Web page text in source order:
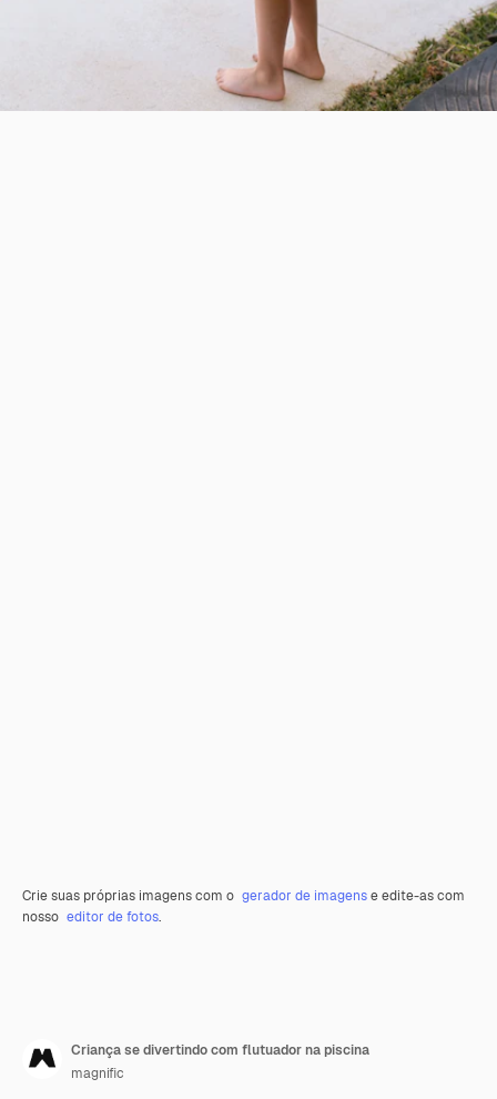
Crie suas próprias imagens com o gerador de imagense edite-as com
nosso editor de fotos.
Criança se divertindo com flutuador na piscina
magnific